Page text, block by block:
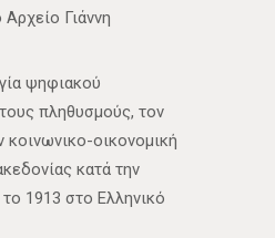
Γιάννη
ψηφιακού
πληθυσμούς, τον
κοινωνικο-οικονομική
κατά την
1913 στο Ελληνικό